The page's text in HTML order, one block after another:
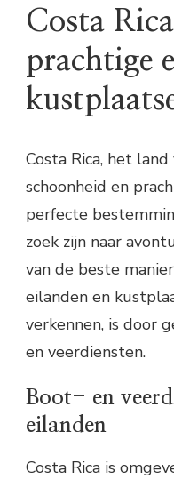
Costa
prachtige
Costa Rica, het
schoonheid en
perfecte
zoek zijn naar
van de beste
eilanden en
verkennen, is door
en veerdiensten.
Boot- en
eilanden
Costa Rica is